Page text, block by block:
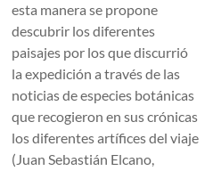
esta manera se propone
descubrir los diferentes
paisajes por los que discurrió
la expedición a través de las
noticias de especies botánicas
que recogieron en sus crónicas
los diferentes artífices del viaje
(Juan Sebastián Elcano,